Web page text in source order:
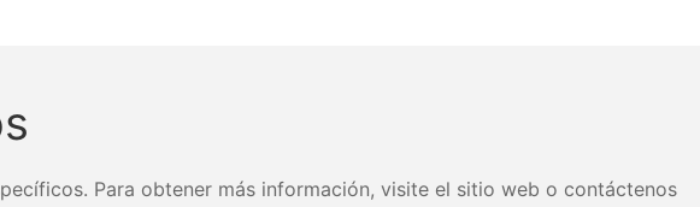
Para obtener más información, visite el sitio web o contáctenos